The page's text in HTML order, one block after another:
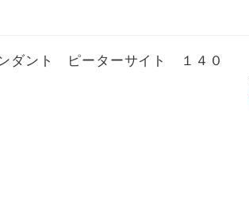
ダント ピーターサイト １４０